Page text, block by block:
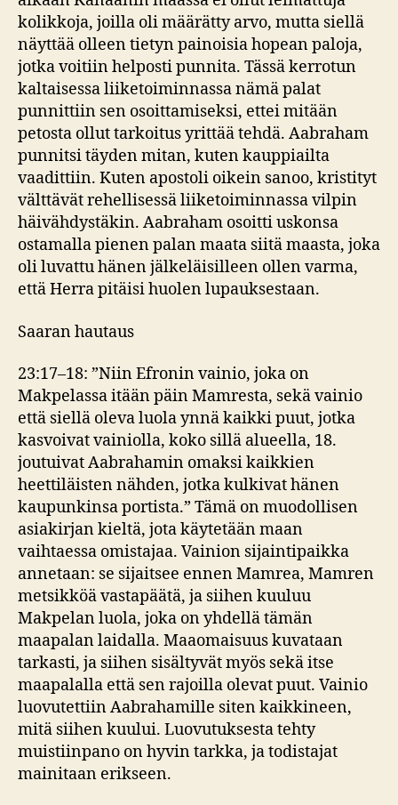
kolikkoja, joilla oli määrätty arvo, mutta siellä
näyttää olleen tietyn painoisia hopean paloja,
jotka voitiin helposti punnita. Tässä kerrotun
kaltaisessa liiketoiminnassa nämä palat
punnittiin sen osoittamiseksi, ettei mitään
petosta ollut tarkoitus yrittää tehdä. Aabraham
punnitsi täyden mitan, kuten kauppiailta
vaadittiin. Kuten apostoli oikein sanoo, kristityt
välttävät rehellisessä liiketoiminnassa vilpin
häivähdystäkin. Aabraham osoitti uskonsa
ostamalla pienen palan maata siitä maasta, joka
oli luvattu hänen jälkeläisilleen ollen varma,
että Herra pitäisi huolen lupauksestaan.
Saaran hautaus
23:17–18: ”Niin Efronin vainio, joka on
Makpelassa itään päin Mamresta, sekä vainio
että siellä oleva luola ynnä kaikki puut, jotka
kasvoivat vainiolla, koko sillä alueella, 18.
joutuivat Aabrahamin omaksi kaikkien
heettiläisten nähden, jotka kulkivat hänen
kaupunkinsa portista.” Tämä on muodollisen
asiakirjan kieltä, jota käytetään maan
vaihtaessa omistajaa. Vainion sijaintipaikka
annetaan: se sijaitsee ennen Mamrea, Mamren
metsikköä vastapäätä, ja siihen kuuluu
Makpelan luola, joka on yhdellä tämän
maapalan laidalla. Maaomaisuus kuvataan
tarkasti, ja siihen sisältyvät myös sekä itse
maapalalla että sen rajoilla olevat puut. Vainio
luovutettiin Aabrahamille siten kaikkineen,
mitä siihen kuului. Luovutuksesta tehty
muistiinpano on hyvin tarkka, ja todistajat
mainitaan erikseen.